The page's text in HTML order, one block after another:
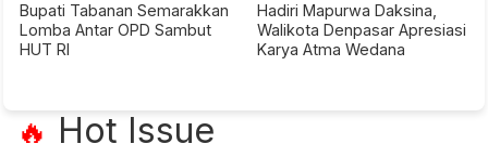
Bupati Tabanan Semarakkan
Lomba Antar OPD Sambut
HUT RI
Hadiri Mapurwa Daksina,
Walikota Denpasar Apresiasi
Karya Atma Wedana
🔥 Hot Issue